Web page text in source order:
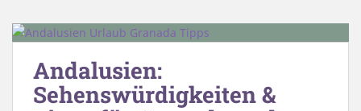
Andalusien:
Sehenswürdigkeiten &